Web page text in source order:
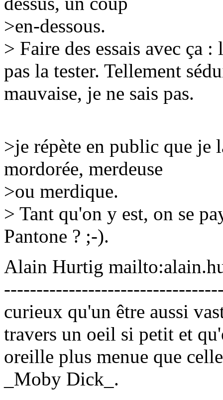
>en-dessous.
> Faire des essais avec ça
pas la tester. Tellement
mauvaise, je ne sais pas.
>je répète en public que je
mordorée, merdeuse
>ou merdique.
> Tant qu'on y est, on se
Pantone ? ;-).
Alain Hurtig
curieux qu'un être aussi
travers un oeil si petit et
oreille plus menue que
_Moby Dick_.